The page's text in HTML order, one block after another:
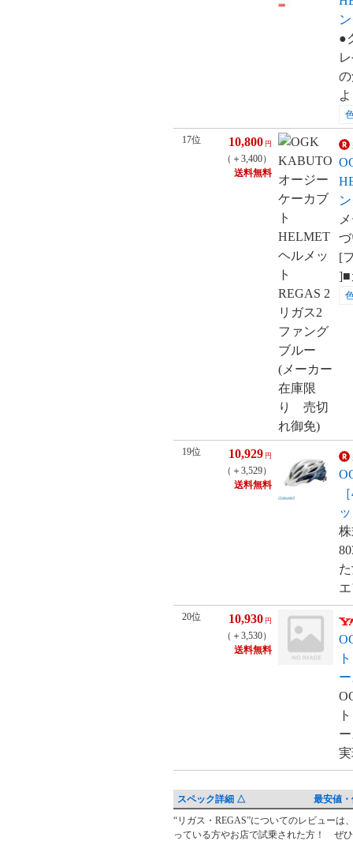
●
17位 10,800 円
（＋3,400）
送料無料
[
]■
19位 10,929 円
（＋3,529）
送料無料
20位 10,930 円
（＋3,530）
送料無料
スペック詳細 △ 最安値
レ
ビ
“リガス・REGAS”についてのレビュー
っている方やお店で試乗された方！ ぜ